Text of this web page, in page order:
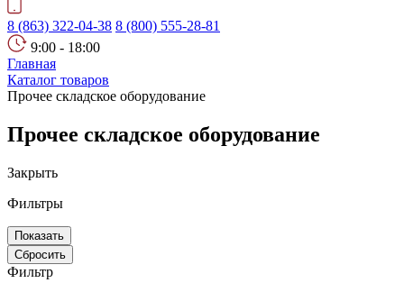
8 (863) 322-04-38 8 (800) 555-28-81
9:00 - 18:00
Главная
Каталог товаров
Прочее складское оборудование
Прочее складское оборудование
Закрыть
Фильтры
Показать
Фильтр